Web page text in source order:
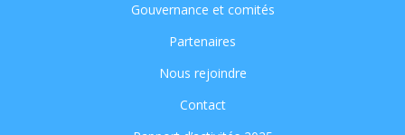
Gouvernance et comités
Partenaires
Nous rejoindre
Contact